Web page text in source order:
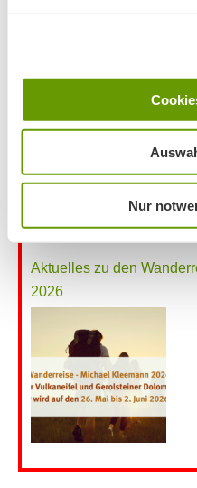
Nur
Aktuelles zu den
2026